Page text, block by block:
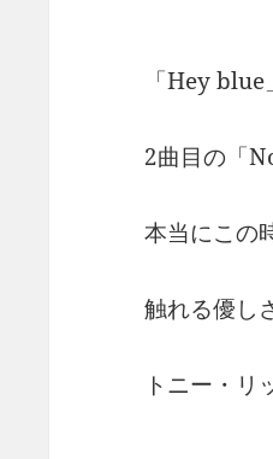
「Hey
2曲目の「
本当にこの
触れる優し
トニー・リ